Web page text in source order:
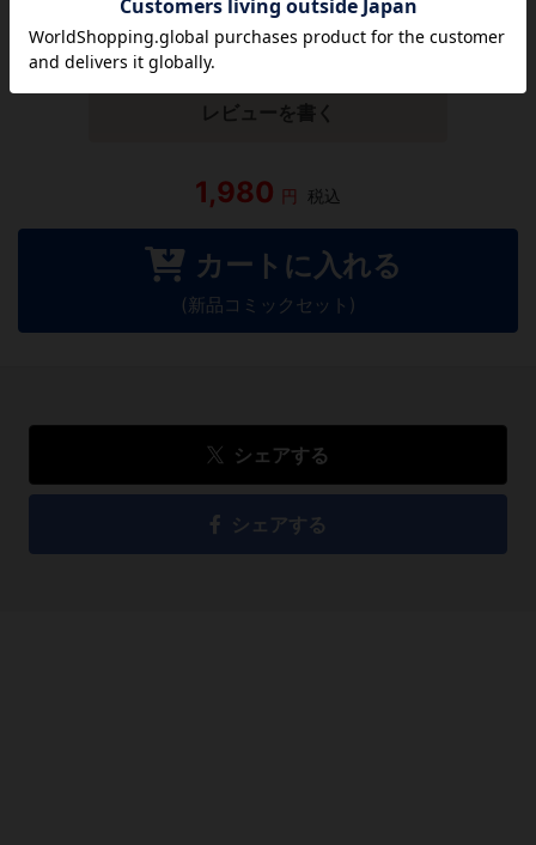
この作品にはまだレビューがありません。 今後読まれる
方のために感想を共有してもらえませんか？
レビューを書く
1,980 円 税込
カートに入れる
(新品コミックセット)
シェアする
シェアする